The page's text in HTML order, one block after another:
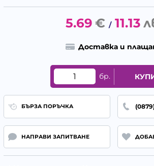
5.69 € / 11.13
Доставка и
бр.
БЪРЗА ПОРЪЧКА
НАПРАВИ ЗАПИТВАНЕ